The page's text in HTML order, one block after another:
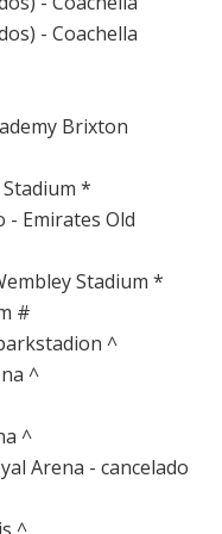
- Coachella
Brixton
*
- Emirates Old
Stadium *
#
^
^
^
Arena - cancelado